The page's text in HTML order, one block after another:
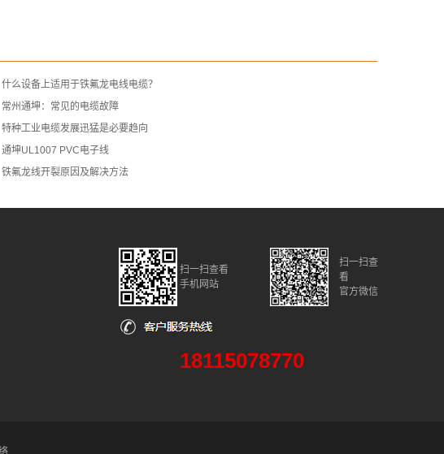
什么设备上适用于铁氟龙电线电缆？
常州通坤：常见的电缆故障
特种工业电缆发展迅猛是必要趋向
通坤UL1007 PVC电子线
铁氟龙线开裂原因及解决方法
扫一扫查看
手机网站
扫一扫查
看
官方微信
18115078770